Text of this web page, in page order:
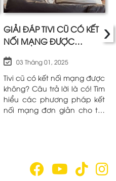
GIẢI ĐÁP TIVI CŨ CÓ KẾT
NỐI MẠNG ĐƯỢC
03 Tháng 01, 2025
Tivi cũ có kết nối mạng được
không? Câu trả lời là có! Tìm
hiểu các phương pháp kết
nối mạng đơn giản cho tivi
›